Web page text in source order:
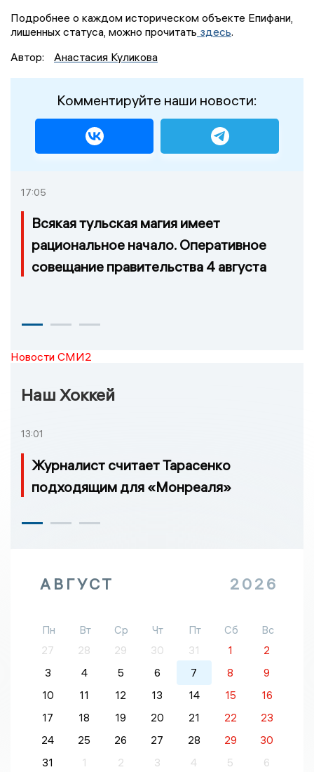
Подробнее о каждом историческом объекте Епифани,
лишенных статуса, можно прочитать здесь.
Автор:
Анастасия Куликова
Комментируйте наши новости:
17:05
Всякая тульская магия имеет
рациональное начало. Оперативное
совещание правительства 4 августа
Новости СМИ2
Наш Хоккей
13:01
Журналист считает Тарасенко
подходящим для «Монреаля»
АВГУСТ 2026
Пн Вт Ср Чт Пт Сб
Вс
27
28 29 30 31 1
2
3
4 5 6 7 8
9
10
11 12 13 14 15
16
17
18 19 20 21 22
23
24
25 26 27 28 29
30
31
1 2 3 4 5 6